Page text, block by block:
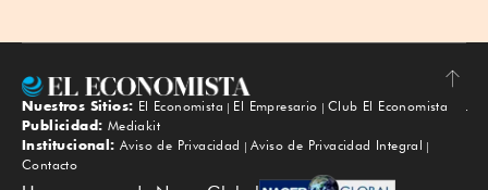
Subir
Nuestros Sitios: El Economista El Empresario
Club El Economista
Publicidad: Mediakit
Institucional: Aviso de Privacidad
Aviso de Privacidad Integral
Contacto